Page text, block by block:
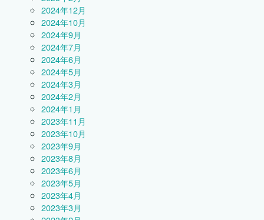
2024年12月
2024年10月
2024年9月
2024年7月
2024年6月
2024年5月
2024年3月
2024年2月
2024年1月
2023年11月
2023年10月
2023年9月
2023年8月
2023年6月
2023年5月
2023年4月
2023年3月